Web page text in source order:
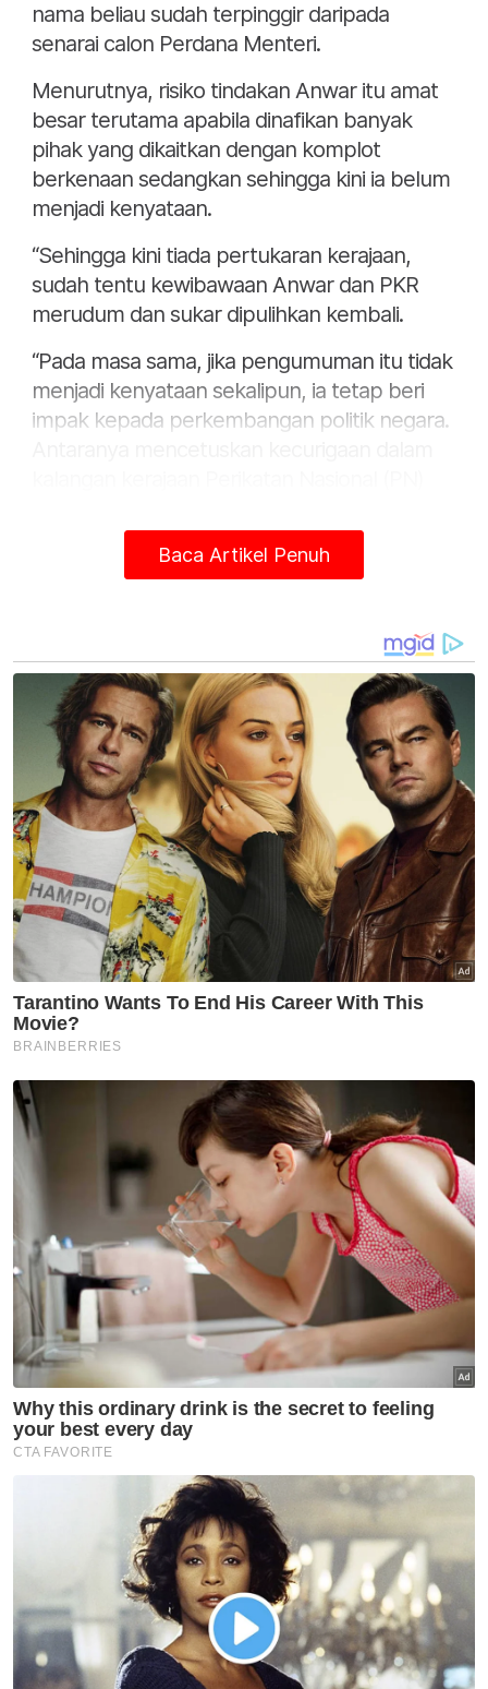
nama beliau sudah terpinggir daripada
senarai calon Perdana Menteri.
Menurutnya, risiko tindakan Anwar itu amat
besar terutama apabila dinafikan banyak
pihak yang dikaitkan dengan komplot
berkenaan sedangkan sehingga kini ia belum
menjadi kenyataan.
“Sehingga kini tiada pertukaran kerajaan,
sudah tentu kewibawaan Anwar dan PKR
merudum dan sukar dipulihkan kembali.
“Pada masa sama, jika pengumuman itu tidak
menjadi kenyataan sekalipun, ia tetap beri
impak kepada perkembangan politik negara.
BN,” katanya kepada Sinar Harian di sini
telah melakukan 10 kesilapan menerusi
Langkah Le Meridien pada Rabu lalu.
“Kesilapan pertama beliau adalah terlalu
yakin ketika mengumumkan kerajaan
pimpinan Muhyiddin telah tumbang,
sedangkan pengumuman seumpama
sepatutnya dilakukan oleh Yang di-Pertuan
Agong setelah melalui proses perlembagaan
yang diperuntukkan,” katanya.
ARTIKEL BERKAITAN:Anwar yakin peroleh
sokongan untuk jadi Perdana Menteri
Menurutnya, keyakinan Anwar
mengumumkan beliau mempunyai majoriti
kukuh dan hampir dua pertiga sokongan di
Parlimen tanpa memberikan bukti juga sukar
diterima banyak pihak.
Artikel Berkaitan:
Pelakon Indonesia, Raffi Ahmad mahu jumpa Anwar
UMNO Bukit Bendera sokong Zahid kekal presiden
parti
AMK Alor Setar buat laporan polis isu bantah
kehadiran Zahid
Baca Artikel Penuh